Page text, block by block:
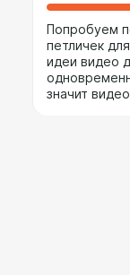
Попробуем
петличек
идеи видео
значит